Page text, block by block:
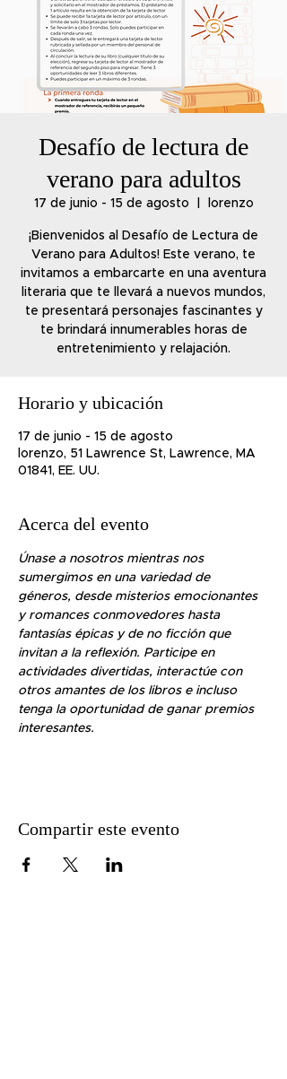
Desafío de lectura de
verano para adultos
17 de junio - 15 de agosto lorenzo
¡Bienvenidos al Desafío de Lectura de
Verano para Adultos! Este verano, te
invitamos a embarcarte en una aventura
literaria que te llevará a nuevos mundos,
te presentará personajes fascinantes y
te brindará innumerables horas de
entretenimiento y relajación.
Horario y ubicación
17 de junio - 15 de agosto
lorenzo, 51 Lawrence St, Lawrence, MA
01841, EE. UU.
Acerca del evento
Únase a nosotros mientras nos
sumergimos en una variedad de
géneros, desde misterios emocionantes
y romances conmovedores hasta
fantasías épicas y de no ficción que
invitan a la reflexión. Participe en
actividades divertidas, interactúe con
otros amantes de los libros e incluso
tenga la oportunidad de ganar premios
interesantes.
Compartir este evento